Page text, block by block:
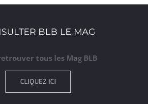
BLB LE MAG
tous les Mag BLB
CLIQUEZ ICI